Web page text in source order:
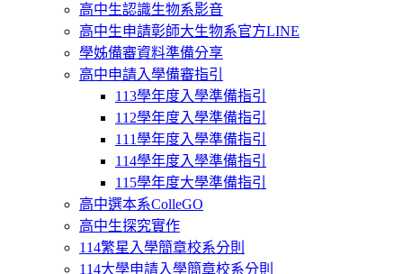
高中生認識生物系影音
高中生申請彰師大生物系官方LINE
學姊備審資料準備分享
高中申請入學備審指引
113學年度入學準備指引
112學年度入學準備指引
111學年度入學準備指引
114學年度入學準備指引
115學年度大學準備指引
高中選本系ColleGO
高中生探究實作
114繁星入學簡章校系分則
114大學申請入學簡章校系分則